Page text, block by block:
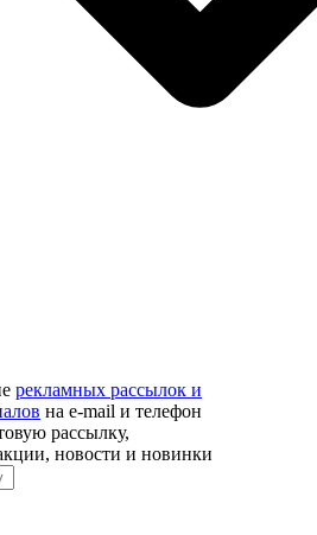
рекламных рассылок и
на e‑mail и телефон
рассылку,
новости и новинки